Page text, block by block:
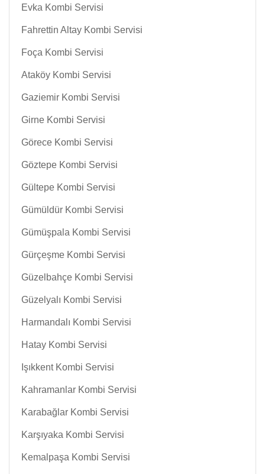
Evka Kombi Servisi
Fahrettin Altay Kombi Servisi
Foça Kombi Servisi
Ataköy Kombi Servisi
Gaziemir Kombi Servisi
Girne Kombi Servisi
Görece Kombi Servisi
Göztepe Kombi Servisi
Gültepe Kombi Servisi
Gümüldür Kombi Servisi
Gümüşpala Kombi Servisi
Gürçeşme Kombi Servisi
Güzelbahçe Kombi Servisi
Güzelyalı Kombi Servisi
Harmandalı Kombi Servisi
Hatay Kombi Servisi
Işıkkent Kombi Servisi
Kahramanlar Kombi Servisi
Karabağlar Kombi Servisi
Karşıyaka Kombi Servisi
Kemalpaşa Kombi Servisi